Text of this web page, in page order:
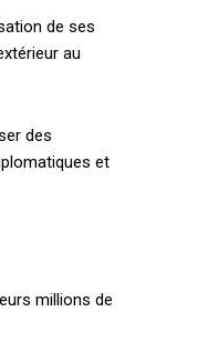
de ses
au
des
et
millions de